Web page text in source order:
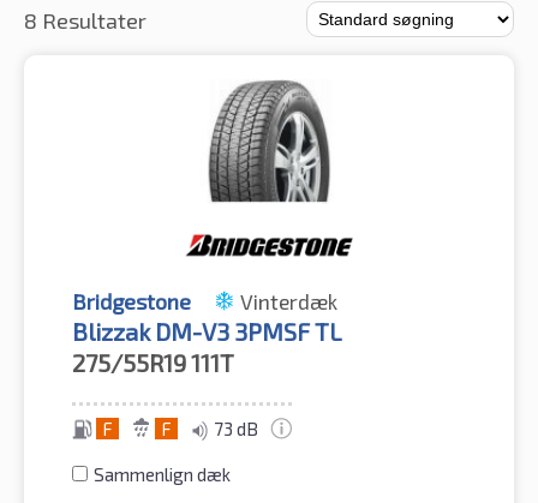
8 Resultater
Bridgestone Vinterdæk
Blizzak DM-V3 3PMSF TL
275/55R19111T
F F 73 dB
Sammenlign dæk